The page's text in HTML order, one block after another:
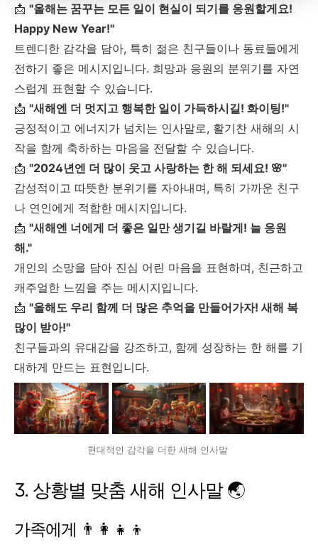
📩 "올해는 꿈꾸는 모든 일이 현실이 되기를 응원할게요!
Happy New Year!"
트렌디한 감각을 담아, 특히 젊은 친구들이나 동료들에게
전하기 좋은 메시지입니다. 희망과 응원의 분위기를 자연
스럽게 표현할 수 있습니다.
📩 "새해엔 더 멋지고 행복한 일이 가득하시길! 화이팅!"
긍정적이고 에너지가 넘치는 인사말로, 활기찬 새해의 시
작을 함께 축하하는 마음을 전달할 수 있습니다.
📩 "2024년엔 더 많이 웃고 사랑하는 한 해 되세요! 🌸"
감성적이고 따뜻한 분위기를 자아내며, 특히 가까운 친구
나 연인에게 적합한 메시지입니다.
📩 "새해엔 너에게 더 좋은 일만 생기길 바랄게! 늘 응원
해."
개인의 소망을 담아 진심 어린 마음을 표현하며, 친근하고
캐주얼한 느낌을 주는 메시지입니다.
📩 "올해도 우리 함께 더 많은 추억을 만들어가자! 새해 복
많이 받아!"
친구들과의 유대감을 강조하고, 함께 성장하는 한 해를 기
대하게 만드는 표현입니다.
현대적인 감각을 더한 새해 인사말
3. 상황별 맞춤 새해 인사말 🌏
가족에게 👨‍👩‍👧‍👦